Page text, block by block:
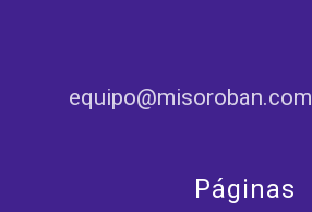
equipo@misoroban.com
Páginas